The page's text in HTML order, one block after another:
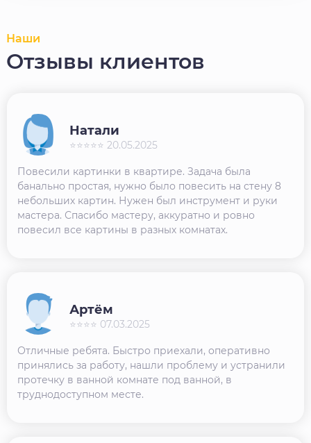
Наши
Отзывы клиентов
Повесили картинки в квартире. Задача была
банально простая, нужно было повесить на стену 8
небольших картин. Нужен был инструмент и руки
мастера. Спасибо мастеру, аккуратно и ровно
повесил все картины в разных комнатах.
Натали
⭐⭐⭐⭐⭐ 20.05.2025
Отличные ребята. Быстро приехали, оперативно
принялись за работу, нашли проблему и устранили
протечку в ванной комнате под ванной, в
труднодоступном месте.
Артём
⭐⭐⭐⭐ 07.03.2025